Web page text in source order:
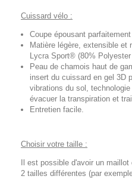
Cuissard vélo :
Coupe épousant
Matière légère, extensible et
Lycra Sport® (80%
Peau de chamois haut de
insert du cuissard en gel 3D
vibrations du sol,
évacuer la transpiration et
Entretien facile.
Choisir votre taille :
Il est possible d'avoir un
2 tailles différentes (par